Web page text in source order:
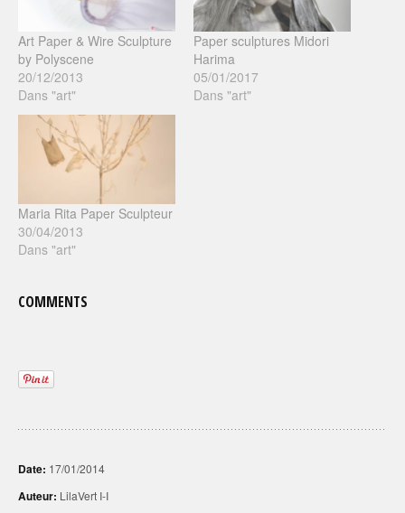
Art Paper & Wire Sculpture
by Polyscene
20/12/2013
Dans "art"
Paper sculptures Midori
Harima
05/01/2017
Dans "art"
Maria Rita Paper Sculpteur
30/04/2013
Dans "art"
COMMENTS
Date: 17/01/2014
Auteur: LilaVert I-I